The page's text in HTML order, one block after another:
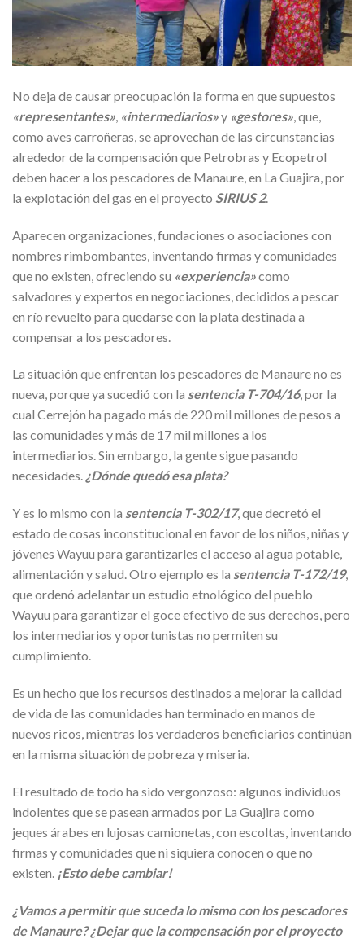
No deja de causar preocupación la forma en que supuestos
«representantes» «intermediarios»y «gestores» , que,
como aves carroñeras, se aprovechan de las circunstancias
alrededor de la compensación que Petrobras y Ecopetrol
deben hacer a los pescadores de Manaure, en La Guajira, por
la explotación del gas en el proyecto SIRIUS 2.
Aparecen organizaciones, fundaciones o asociaciones con
nombres rimbombantes, inventando firmas y comunidades
que no existen, ofreciendo su «experiencia»como
salvadores y expertos en negociaciones, decididos a pescar
en río revuelto para quedarse con la plata destinada a
compensar a los pescadores.
La situación que enfrentan los pescadores de Manaure no es
nueva, porque ya sucedió con la sentencia T-704/16, por la
cual Cerrejón ha pagado más de 220 mil millones de pesos a
las comunidades y más de 17 mil millones a los
intermediarios. Sin embargo, la gente sigue pasando
necesidades. ¿Dónde quedó esa plata?
Y es lo mismo con la sentencia T-302/17, que decretó el
estado de cosas inconstitucional en favor de los niños, niñas y
jóvenes Wayuu para garantizarles el acceso al agua potable,
alimentación y salud. Otro ejemplo es la sentencia T-172/19,
que ordenó adelantar un estudio etnológico del pueblo
Wayuu para garantizar el goce efectivo de sus derechos, pero
los intermediarios y oportunistas no permiten su
cumplimiento.
Es un hecho que los recursos destinados a mejorar la calidad
de vida de las comunidades han terminado en manos de
nuevos ricos, mientras los verdaderos beneficiarios continúan
en la misma situación de pobreza y miseria.
El resultado de todo ha sido vergonzoso: algunos individuos
indolentes que se pasean armados por La Guajira como
jeques árabes en lujosas camionetas, con escoltas, inventando
firmas y comunidades que ni siquiera conocen o que no
existen. ¡Esto debe cambiar!
¿Vamos a permitir que suceda lo mismo con los pescadores
de Manaure? ¿Dejar que la compensación por el proyecto